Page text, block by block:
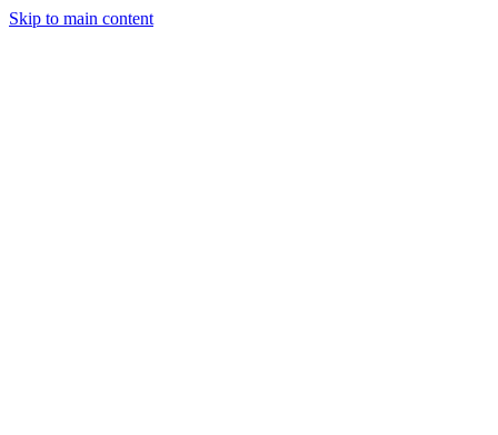
Skip to main content